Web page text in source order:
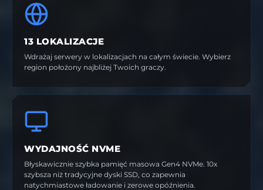
13 LOKALIZACJE
Wdrażaj serwery w lokalizacjach na całym świecie. Wybierz
region położony najbliżej Twoich graczy.
WYDAJNOŚĆ NVME
Błyskawicznie szybka pamięć masowa Gen4 NVMe. 10x
szybsza niż tradycyjne dyski SSD, co zapewnia
natychmiastowe ładowanie i zerowe opóźnienia.